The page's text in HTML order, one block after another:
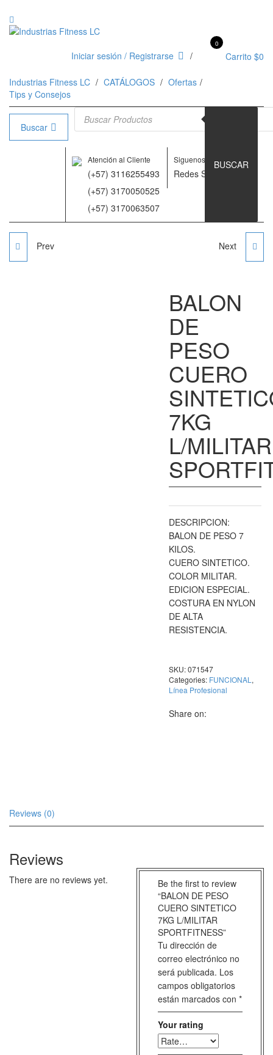
Iniciar sesión / Registrarse
0
Carrito $0
Industrias Fitness LC CATÁLOGOS
Ofertas
Tips y Consejos
Buscar
Atención al Cliente
(+57) 3116255493
(+57) 3170050525
(+57) 3170063507
Siguenos en
Redes Sociales
Búsqueda de productos
BUSCAR
Prev
10KG L/MILITAR
SPORTFITNESS
Next
BALON
DE
PESO
CUERO
7KG
L/MILITAR
DESCRIPCION:
BALON DE PESO 7
KILOS.
CUERO SINTETICO.
COLOR MILITAR.
EDICION ESPECIAL.
COSTURA EN NYLON
DE ALTA
RESISTENCIA.
SKU:071547
Categories: FUNCIONAL ,
Línea Profesional
Share on:
Reviews (0)
Reviews
There are no reviews yet.
Be the first to review
“BALON DE PESO
CUERO SINTETICO
7KG L/MILITAR
SPORTFITNESS”
Tu dirección de
correo electrónico no
será publicada. Los
campos obligatorios
están marcados con *
Your rating